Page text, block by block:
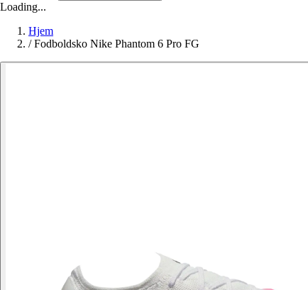
Loading...
Hjem
/ Fodboldsko Nike Phantom 6 Pro FG